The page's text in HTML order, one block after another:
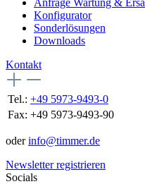
Anfrage Wartung &
Konfigurator
Sonderlösungen
Downloads
Kontakt
Tel.: +49 5973-9493-0
Fax: +49 5973-9493-90
oderinfo@timmer.de
Newsletter registrieren
Socials